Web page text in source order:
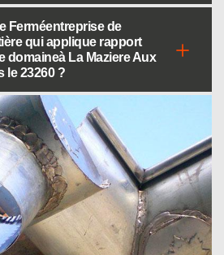
Ferméentreprise de
qui applique rapport
domaineà La Maziere Aux
le 23260 ?